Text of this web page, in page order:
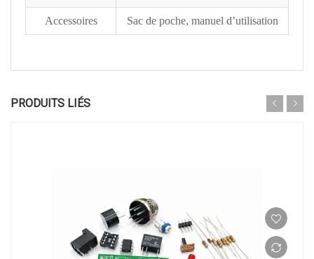
Accessoires Sac de poche, manuel d’utilisation
PRODUITS LIÉS